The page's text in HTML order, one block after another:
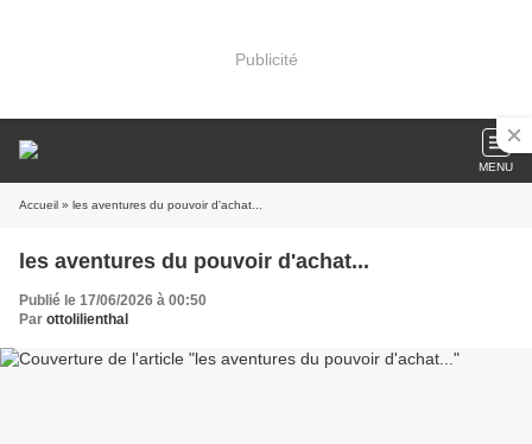
Publicité
MENU
Accueil » les aventures du pouvoir d'achat...
les aventures du pouvoir d'achat...
Publié le 17/06/2026 à 00:50
Par ottolilienthal